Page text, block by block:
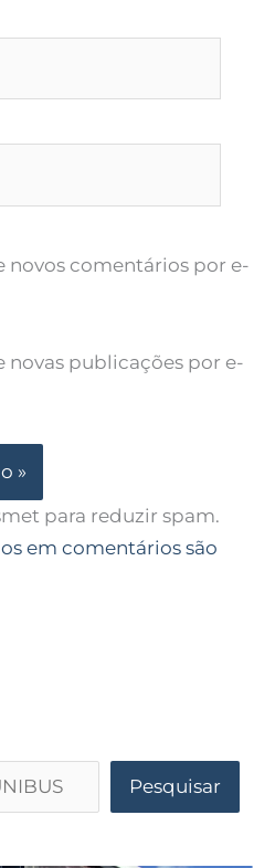
novos comentários por e-
publicações por e-
para reduzir spam.
em comentários são
Pesquisar